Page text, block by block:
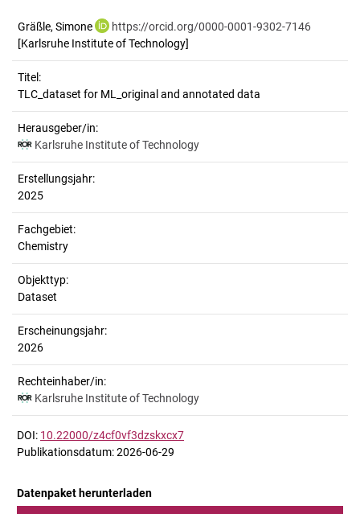
Gräßle, Simone
https://orcid.org/0000-0001-9302-7146
[Karlsruhe Institute of Technology]
Titel:
TLC_dataset for ML_original and annotated data
Herausgeber/in:
Karlsruhe Institute of Technology
Erstellungsjahr:
2025
Fachgebiet:
Chemistry
Objekttyp:
Dataset
Erscheinungsjahr:
2026
Rechteinhaber/in:
Karlsruhe Institute of Technology
DOI: 10.22000/z4cf0vf3dzskxcx7
Publikationsdatum: 2026-06-29
Datenpaket herunterladen